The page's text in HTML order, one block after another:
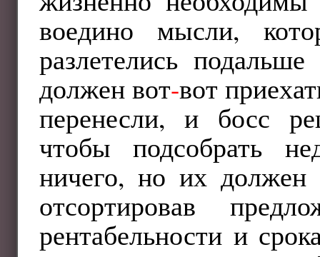
воедино мысли,
разлетелись
должен вот-вот
перенесли, и босс
чтобы подсобрать
ничего, но их должен
отсортировав
рентабельности и